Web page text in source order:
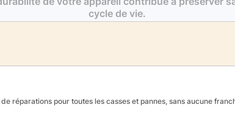
cycle de vie.
réparations pour toutes les casses et pannes, sans aucune